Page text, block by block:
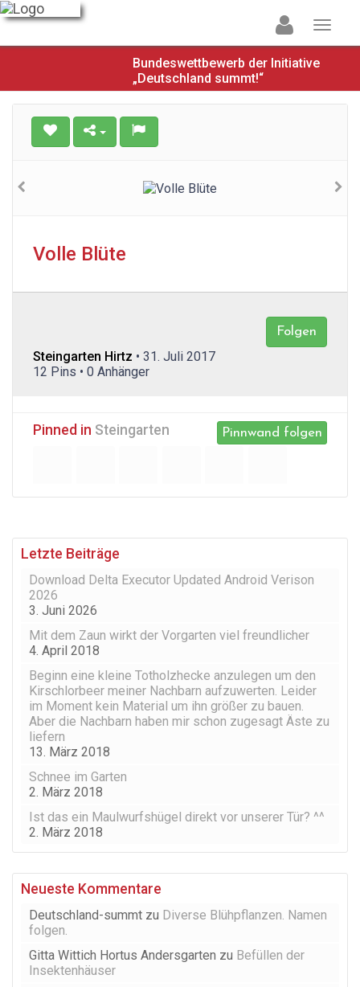
Bundeswettbewerb der Initiative
„Deutschland summt!“
Volle Blüte
Folgen
Steingarten Hirtz • 31. Juli 2017
12 Pins • 0 Anhänger
Pinnwand folgen
Pinned in Steingarten
Letzte Beiträge
Download Delta Executor Updated Android Verison
2026
3. Juni 2026
Mit dem Zaun wirkt der Vorgarten viel freundlicher
4. April 2018
Beginn eine kleine Totholzhecke anzulegen um den
Kirschlorbeer meiner Nachbarn aufzuwerten. Leider
im Moment kein Material um ihn größer zu bauen.
Aber die Nachbarn haben mir schon zugesagt Äste zu
liefern
13. März 2018
Schnee im Garten
2. März 2018
Ist das ein Maulwurfshügel direkt vor unserer Tür? ^^
2. März 2018
Neueste Kommentare
Deutschland-summt zu Diverse Blühpflanzen. Namen
folgen.
Gitta Wittich Hortus Andersgarten zu Befüllen der
Insektenhäuser